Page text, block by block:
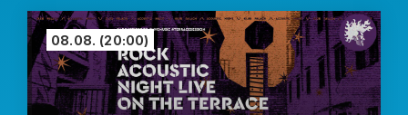
08.08. (20:00)